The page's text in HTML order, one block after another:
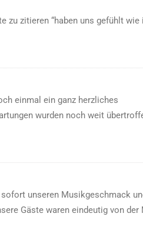
zu zitieren “haben uns gefühlt wie
einmal ein ganz herzliches
wurden noch weit
unseren Musikgeschmack
Gäste waren eindeutig von der